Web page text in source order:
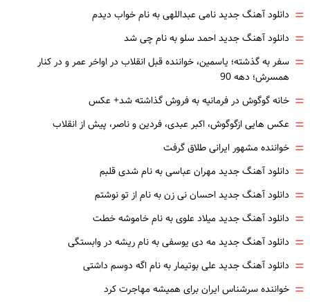
= دانلود آهنگ جدید نامی عبداللهی به نام خواب دیدم
= دانلود آهنگ جدید احمد سلو به نام چی شد
= سفر به گذشته؛ یاسمین، خواننده قبل انقلاب در اواخر عمر و در کنار
همسرش؛ دهه 90
= خانه گوگوش در فرمانیه به فروش گذاشته شد+ عکس
= عکس هایی ازگوگوش، اکبر عبدی، فردین و ناصر، پیش از انقلاب
= خواننده مشهور ایرانی طلاق گرفت
= دانلود آهنگ جدید مهران عباسی به نام شدی قلبم
= دانلود آهنگ جدید احسان نی زن به نام از تو نوشتم
= دانلود آهنگ جدید میلاد علوی به نام خاموشه خطت
= دانلود آهنگ جدید مه دی یوسفی به نام ریشه در وابستگی
= دانلود آهنگ جدید علی بوتیمار به نام اگه دوسم داشتی
= خواننده سرشناس ایران برای همیشه مهاجرت کرد